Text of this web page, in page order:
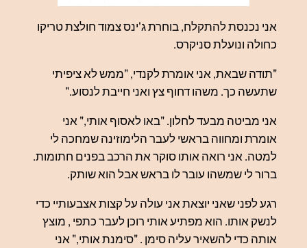
אני נכנסת להתקלח, בוחרת ג'ינס צמוד חולצת טריקו
כחולה ונועלת סניקרס.
"תודה שבאת, אני אומרת לקנדי, "ממש לא ציפיתי
שתעשה כך. משהו דחוף צץ ואני חייבת לנסוע."
אני מביטה מבעד לחלון. "באו לאסוף אותי," אני
אומרת ומחווה בראשי לעבר הלימוזינה שמחכה לי
למטה. אני רואה אותו סוקר את הרכב בפנים חתומות.
ברור לי שמשהו עובר לו בראש אבל הוא שותק.
רגע לפני שאני יוצאת אני עולה על קצות אצבעותיי כדי
לנשק אותו. הוא מפתיע אותי רוכן לעבר כתפי , מוצץ
אותה כדי להשאיר עליה סימן . "סימנת אותי," אני